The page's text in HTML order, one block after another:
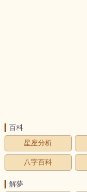
百科
星座分析
八字百科
解夢